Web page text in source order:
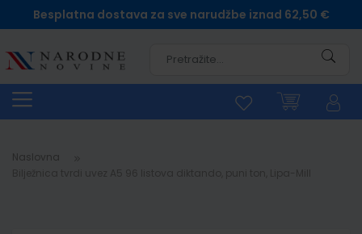
Besplatna dostava za sve narudžbe iznad 62,50 €
Naslovna